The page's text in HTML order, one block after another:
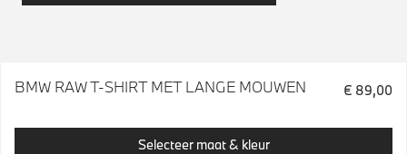
BMW RAW T-SHIRT MET LANGE MOUWEN € 89,00
Selecteer maat & kleur